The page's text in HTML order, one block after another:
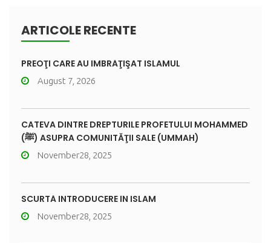
ARTICOLE RECENTE
PREOŢI CARE AU ÎMBRĂŢIŞAT ISLAMUL
August 7, 2026
CÂTEVA DINTRE DREPTURILE PROFETULUI MOHAMMED
(ﷺ) ASUPRA COMUNITĂŢII SALE (UMMAH)
November28, 2025
SCURTĂ INTRODUCERE ÎN ISLAM
November28, 2025